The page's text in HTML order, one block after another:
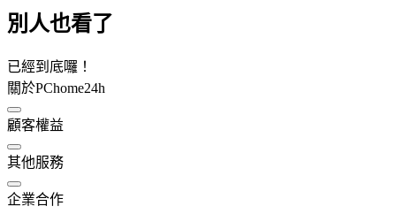
別人也看了
已經到底囉！
關於PChome24h
顧客權益
其他服務
企業合作